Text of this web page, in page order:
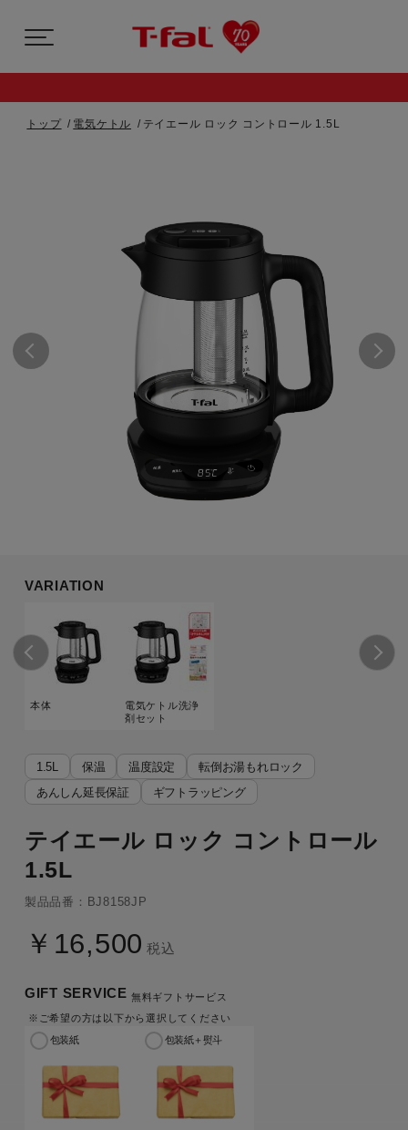
トップ 電気ケトル テイエール ロック コントロール 1.5L
1.5L 保温 温度設定
転倒お湯もれロック
あんしん延長保証
ギフトラッピング
テイエール ロック コントロール
1.5L
製品品番：BJ8158JP
￥16,500 税込
VARIATION
本体
電気ケトル洗浄
剤セット
GIFT SERVICE 無料ギフトサービス
※ご希望の方は以下から選択してください
包装紙
包装紙＋熨斗